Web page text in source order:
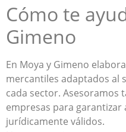
Cómo te
Gimeno
En Moya y Gimeno
mercantiles adaptados al
cada sector. Asesoramos
empresas para
jurídicamente válidos.